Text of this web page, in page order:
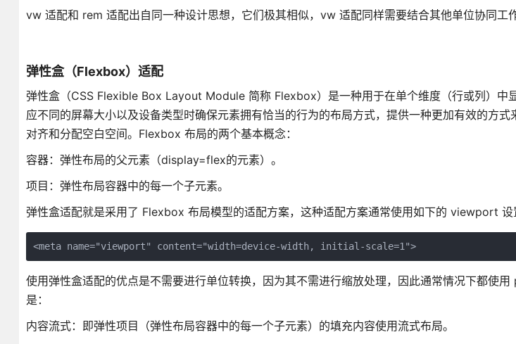
vw 适配和 rem 适配出自同一种设计思想，它们极其相似，vw 适配同样需要结合其他单位协同工作
弹性盒（Flexbox）适配
弹性盒（CSS Flexible Box Layout Module 简称 Flexbox）是一种用于在单个维度（行或列）中
应不同的屏幕大小以及设备类型时确保元素拥有恰当的行为的布局方式，提供一种更加有效的方式
对齐和分配空白空间。Flexbox 布局的两个基本概念：
容器：弹性布局的父元素（display=flex的元素）。
项目：弹性布局容器中的每一个子元素。
弹性盒适配就是采用了 Flexbox 布局模型的适配方案，这种适配方案通常使用如下的 viewport 设
<meta name="viewport" content="width=device-width, initial-scale=1">
使用弹性盒适配的优点是不需要进行单位转换，因为其不需进行缩放处理，因此通常情况下都使
是：
内容流式：即弹性项目（弹性布局容器中的每一个子元素）的填充内容使用流式布局。